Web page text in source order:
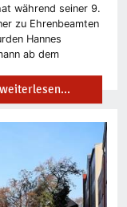
während seiner 9.
zu Ehrenbeamten
Hannes
ab dem
weiterlesen...